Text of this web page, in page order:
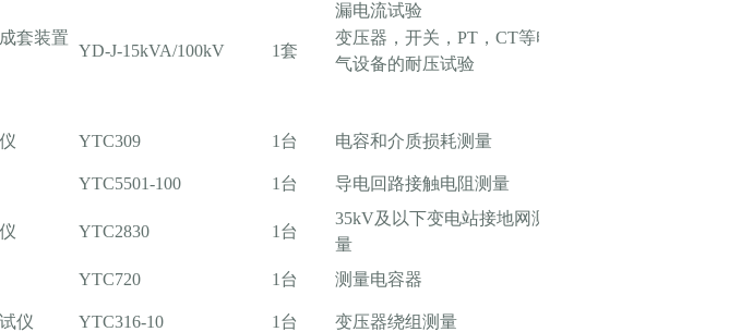
漏电流试验
套装置
YD-J-15kVA/100kV 1套
变压器，开关，PT，CT等电
气设备的耐压试验
YTC309 1台 电容和介质损耗测量
YTC5501-100 1台 导电回路接触电阻测量
YTC2830 1台
35kV及以下变电站接地网测
量
YTC720 1台 测量电容器
仪 YTC316-10 1台 变压器绕组测量